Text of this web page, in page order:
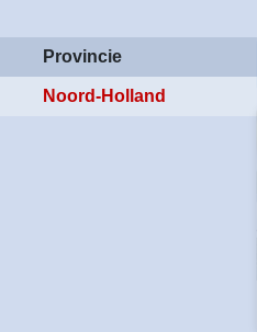
Provincie
Noord-Holland